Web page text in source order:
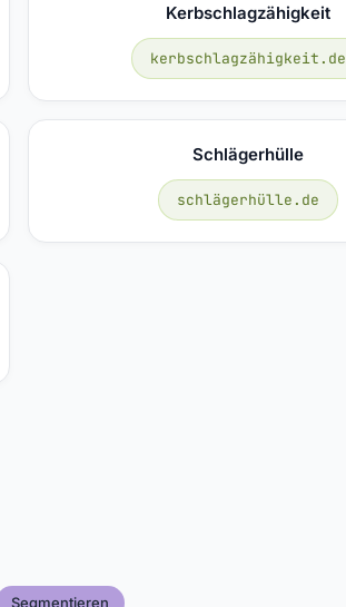
Kerbschlagzähigkeit
kerbschlagzähigkeit.de
Schlägerhülle
schlägerhülle.de
Segmentieren